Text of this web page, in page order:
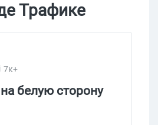
Трафике
7к+
белую сторону